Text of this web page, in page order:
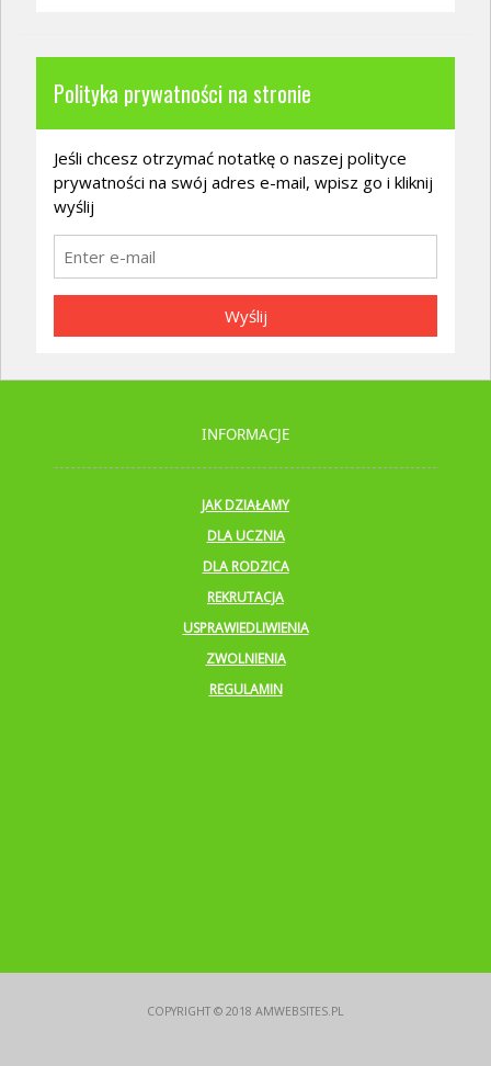
Polityka prywatności na stronie
Jeśli chcesz otrzymać notatkę o naszej polityce
prywatności na swój adres e-mail, wpisz go i kliknij
wyślij
Wyślij
INFORMACJE
JAK DZIAŁAMY
DLA UCZNIA
DLA RODZICA
REKRUTACJA
USPRAWIEDLIWIENIA
ZWOLNIENIA
REGULAMIN
COPYRIGHT © 2018 AMWEBSITES.PL